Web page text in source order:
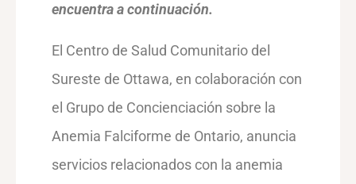
encuentra a continuación.
El Centro de Salud Comunitario del
Sureste de Ottawa, en colaboración con
el Grupo de Concienciación sobre la
Anemia Falciforme de Ontario, anuncia
servicios relacionados con la anemia